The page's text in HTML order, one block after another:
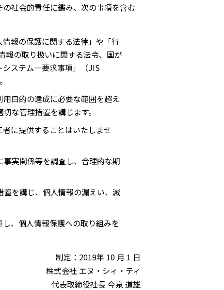
社会的責任に鑑み、次の事項を含む
報の保護に関する法律」や「行
報の取り扱いに関する法令、国が
システム―要求事項」（JIS
目的の達成に必要な範囲を超え
な管理措置を講じます。
に提供することはいたしませ
実関係等を調査し、合理的な期
を講じ、個人情報の漏えい、滅
、個人情報保護への取り組みを
制定：2019年 10 月 1 日
株式会社 エヌ・シィ・ティ
代表取締役社長 今泉 道雄